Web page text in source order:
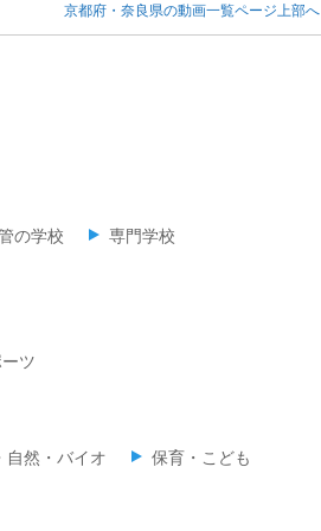
京都府・奈良県の動画一覧ページ上部へ
の学校
専門学校
ツ
自然・バイオ 保育・こども